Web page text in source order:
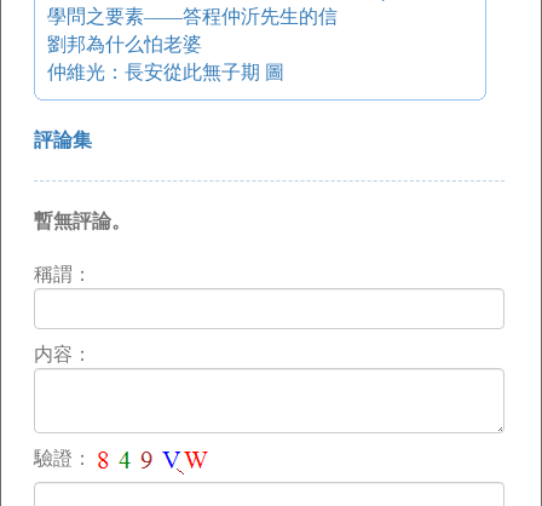
學問之要素——答程仲沂先生的信
劉邦為什么怕老婆
仲維光：長安從此無子期 圖
評論集
暫無評論。
稱謂：
内容：
驗證：